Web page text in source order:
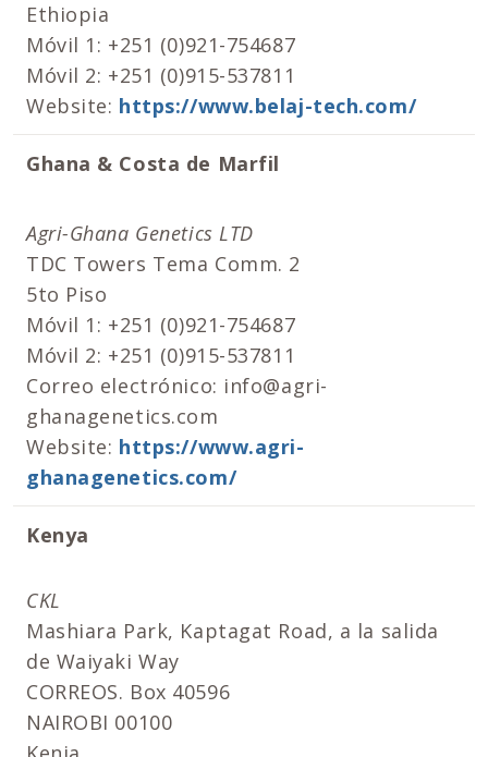
Ethiopia
Móvil 1: +251 (0)921-754687
Móvil 2: +251 (0)915-537811
Website: https://www.belaj-tech.com/
Ghana & Costa de Marfil
Agri-Ghana Genetics LTD
TDC Towers Tema Comm. 2
5to Piso
Móvil 1: +251 (0)921-754687
Móvil 2: +251 (0)915-537811
Correo electrónico: info@agri-
ghanagenetics.com
Website: https://www.agri-
ghanagenetics.com/
Kenya
CKL
Mashiara Park, Kaptagat Road, a la salida
de Waiyaki Way
CORREOS. Box 40596
NAIROBI 00100